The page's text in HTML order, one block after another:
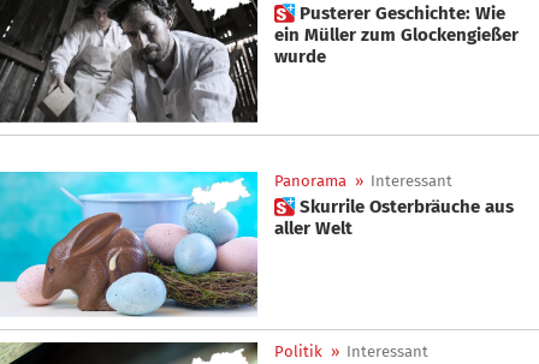
 Pusterer Geschichte: Wie
ein Müller zum Glockengießer
wurde
Panorama » Interessant
 Skurrile Osterbräuche aus
aller Welt
Politik » Interessant